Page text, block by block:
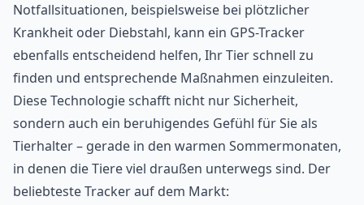
Notfallsituationen, beispielsweise bei plötzlicher
Krankheit oder Diebstahl, kann ein GPS-Tracker
ebenfalls entscheidend helfen, Ihr Tier schnell zu
finden und entsprechende Maßnahmen einzuleiten.
Diese Technologie schafft nicht nur Sicherheit,
sondern auch ein beruhigendes Gefühl für Sie als
Tierhalter – gerade in den warmen Sommermonaten,
in denen die Tiere viel draußen unterwegs sind. Der
beliebteste Tracker auf dem Markt: